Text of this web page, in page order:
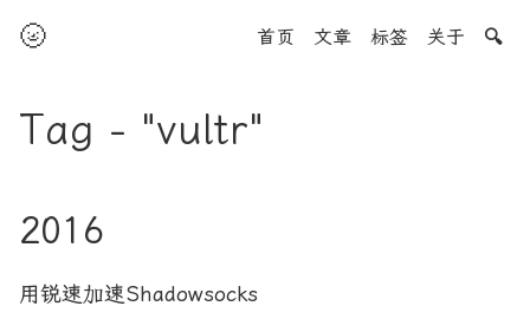
🌝 首页 文章 标签 关于 🔍
Tag - "vultr"
2016
用锐速加速Shadowsocks